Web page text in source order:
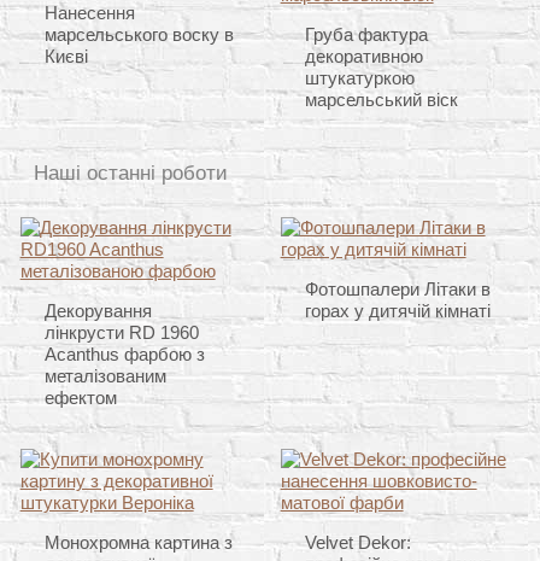
Нанесення
марсельського воску в
Києві
Груба фактура
декоративною
штукатуркою
марсельський віск
Наші останні роботи
Декорування
лінкрусти RD 1960
Acanthus фарбою з
металізованим
ефектом
Фотошпалери Літаки в
горах у дитячій кімнаті
Монохромна картина з
Velvet Dekor: